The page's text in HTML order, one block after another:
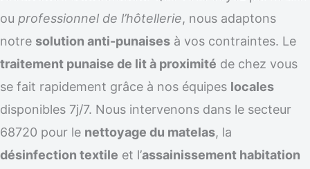
ou professionnel de l’hôtellerie, nous adaptons
notre solution anti-punaises à vos contraintes. Le
traitement punaise de lit à proximité de chez vous
se fait rapidement grâce à nos équipes locales
disponibles 7j/7. Nous intervenons dans le secteur
68720 pour le nettoyage du matelas, la
désinfection textile et l’assainissement habitation